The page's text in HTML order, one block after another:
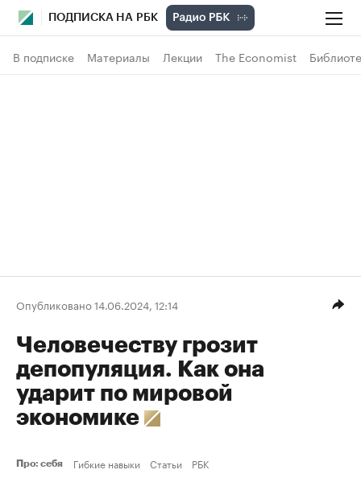
ПОДПИСКА НА РБК
В подписке Материалы Лекции The Economist
Опубликовано 14.06.2024, 12:14
Человечеству грозит
депопуляция. Как она
ударит по мировой
экономике
Про: себя Гибкие навыки Статьи РБК